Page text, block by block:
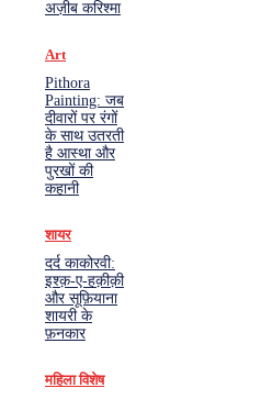
अज़ीब करिश्मा
Art
Pithora
Painting: जब
दीवारों पर रंगों
के साथ उतरती
है आस्था और
पुरखों की
कहानी
शायर
दर्द काकोरवी:
इश्क़-ए-हक़ीक़ी
और सूफ़ियाना
शायरी के
फ़नकार
महिला विशेष